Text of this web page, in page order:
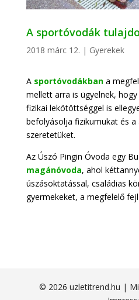
A sportóvodák
2018 márc 12. | Gyerekek
A sportóvodákban a
mellett arra is ügyelnek,
fizikai lekötöttséggel is
befolyásolja fizikumukat és
szeretetüket.
Az Úszó Pingin Óvoda egy
magánóvoda, ahol
úszásoktatással, családias
gyermekeket, a megfelelő
© 2026 uzletitrend.hu |